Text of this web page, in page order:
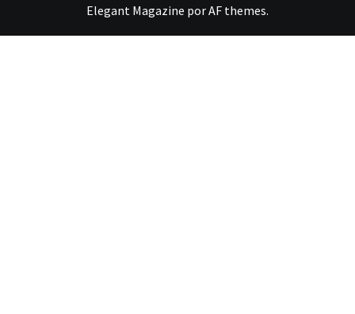
Elegant Magazine porAF themes.